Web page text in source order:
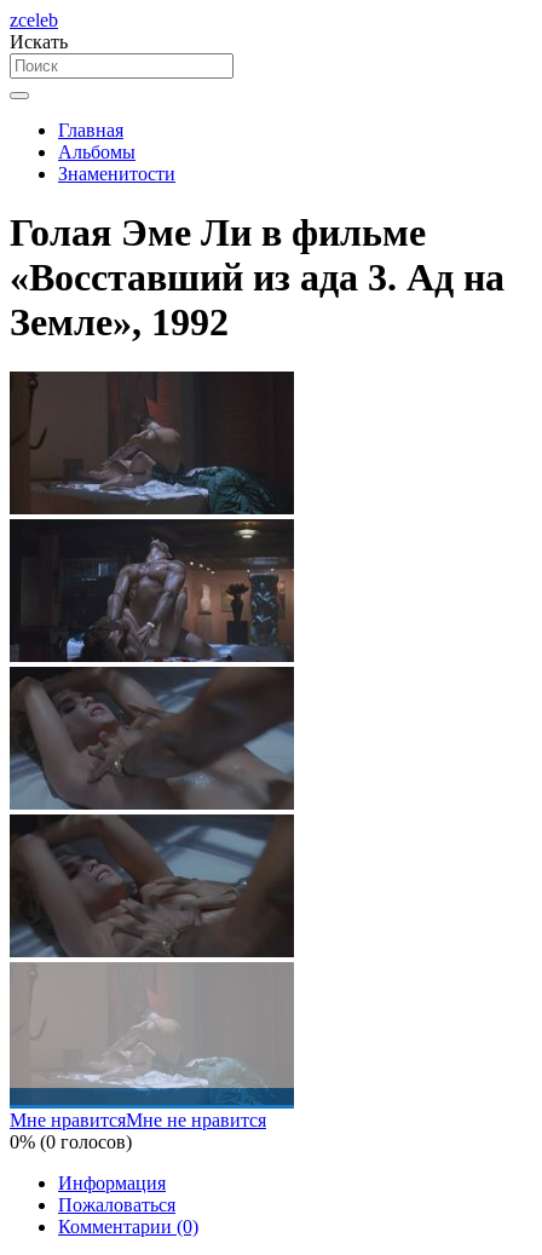
zceleb
Искать
Главная
Альбомы
Знаменитости
Голая Эме Ли в фильме
«Восставший из ада 3. Ад на
Земле», 1992
Мне нравитсяМне не нравится
0% (0 голосов)
Информация
Пожаловаться
Комментарии (0)